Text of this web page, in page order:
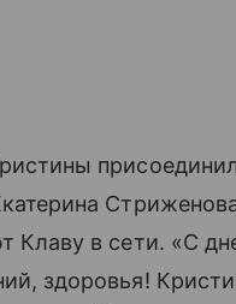
Клаву в сети. «С
здоровья!